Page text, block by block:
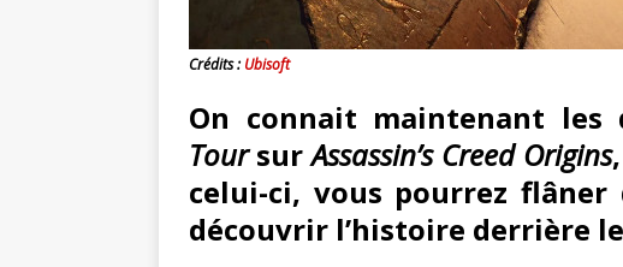
Crédits :Ubisoft
On connait maintenant les
ToursurAssassin’s Creed Origins
celui-ci, vous pourrez flâner
découvrir l’histoire derrière